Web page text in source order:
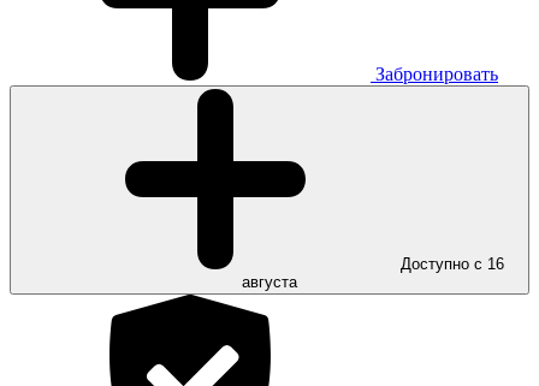
Забронировать
Доступно с 16
августа